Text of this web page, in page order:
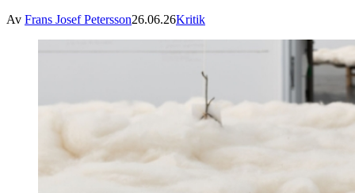
Av Frans Josef Petersson26.06.26Kritik